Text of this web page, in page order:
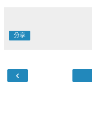
分享
‹